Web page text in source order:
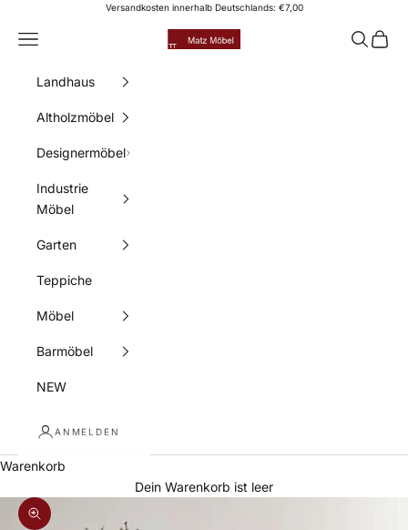
Zum Inhalt springenVersandkosten innerhalb Deutschlands: €7,00
Matz Möbel
Menü Suchen
Landhaus
Altholzmöbel
Designermöbel
Industrie
Möbel
Garten
Teppiche
Möbel
Barmöbel
NEW
ANMELDEN
Warenkorb
Dein Warenkorb ist leer
Bild vergrößern